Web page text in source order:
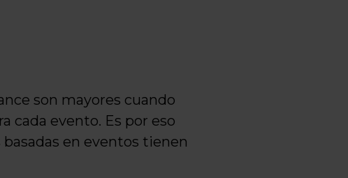
son mayores cuando
cada evento. Es por eso
en eventos tienen